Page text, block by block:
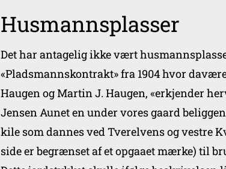
Husmannsplasser
Det har antagelig ikke vært
«Pladsmannskontrakt» fra 1904 hvor
Haugen og Martin J. Haugen, «erkjender
Jensen Aunet en under vores gaard
kile som dannes ved Tverelvens og vestre
side er begrænset af et opgaaet mærke) til